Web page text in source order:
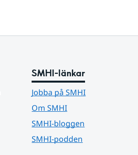
SMHI-länkar
Jobba på SMHI
Om SMHI
SMHI-bloggen
SMHI-podden